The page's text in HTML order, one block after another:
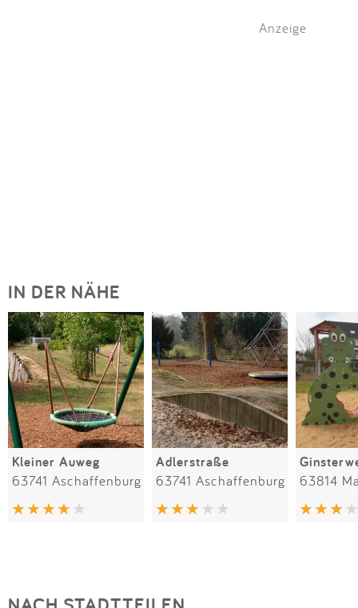
Anzeige
IN DER NÄHE
Kleiner Auweg
63741 Aschaffenburg
Adlerstraße
63741 Aschaffenburg 63814